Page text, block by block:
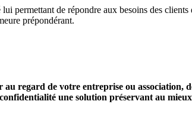
permettant de répondre aux besoins des
prépondérant.
regard de votre entreprise ou association,
une solution préservant au